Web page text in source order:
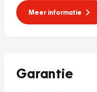
Meer informatie
Garantie